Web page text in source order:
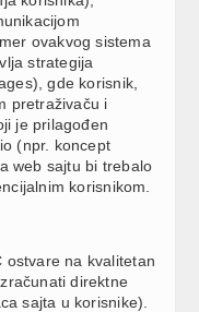
ovakvog sistema
strategija
gde korisnik,
pretraživaču i
je prilagođen
(npr. koncept
web sajtu bi trebalo
korisnikom.
ostvare na kvalitetan
direktne
sajta u korisnike).